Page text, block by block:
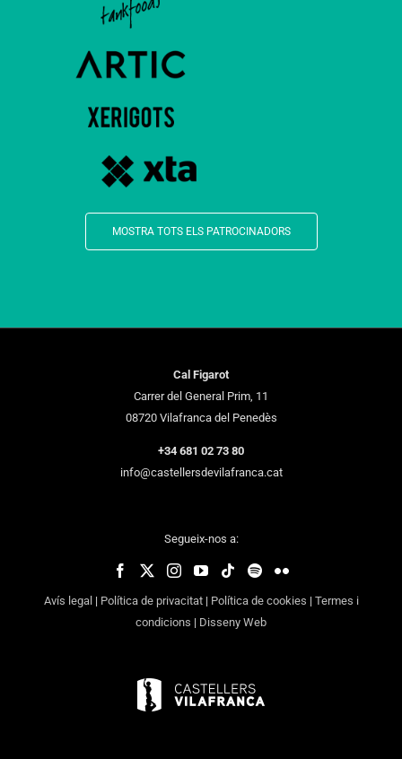
MOSTRA TOTS ELS PATROCINADORS
Cal Figarot
Carrer del General Prim, 11
08720 Vilafranca del Penedès
+34 681 02 73 80
info@castellersdevilafranca.cat
Segueix-nos a:
Avís legal | Política de privacitat| Política de cookies | Termes i
condicions | Disseny Web